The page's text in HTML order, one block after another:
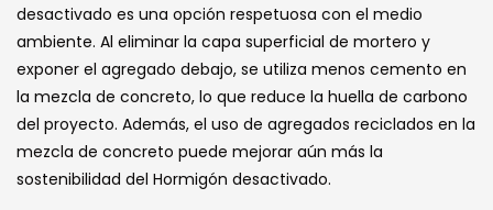
desactivado es una opción respetuosa con el medio
ambiente. Al eliminar la capa superficial de mortero y
exponer el agregado debajo, se utiliza menos cemento en
la mezcla de concreto, lo que reduce la huella de carbono
del proyecto. Además, el uso de agregados reciclados en la
mezcla de concreto puede mejorar aún más la
sostenibilidad del Hormigón desactivado.